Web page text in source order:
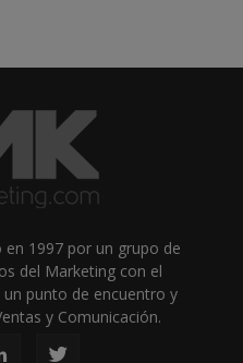
1997 por un grupo de
del Marketing con el
punto de encuentro y
y Comunicación.